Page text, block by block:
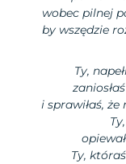
wobec pilnej
by wszędzie
Ty,
i sprawiłaś, że
Ty,